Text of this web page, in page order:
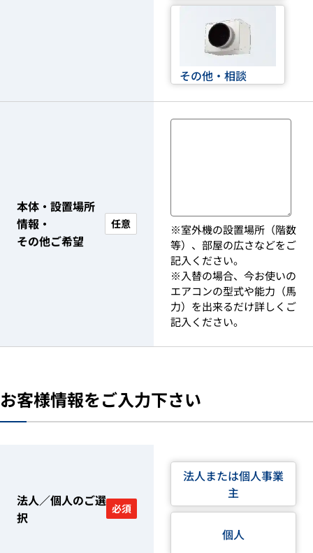
その他・相談
本体・設置場所
情報・
その他ご希望
任意
※室外機の設置場所（階数
等）、部屋の広さなどをご
記入ください。
※入替の場合、今お使いの
エアコンの型式や能力（馬
力）を出来るだけ詳しくご
記入ください。
お客様情報をご入力下さい
法人／個人のご選
択
必須
法人または個人事業
主
個人